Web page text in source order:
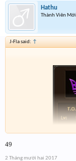
Hathu
Thành Viên Mới
J-Fla said: ↑
49
2 Tháng mười hai 2017